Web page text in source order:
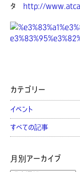
タ
http://
カテゴリー
イベント
すべての記事
月別アーカイブ